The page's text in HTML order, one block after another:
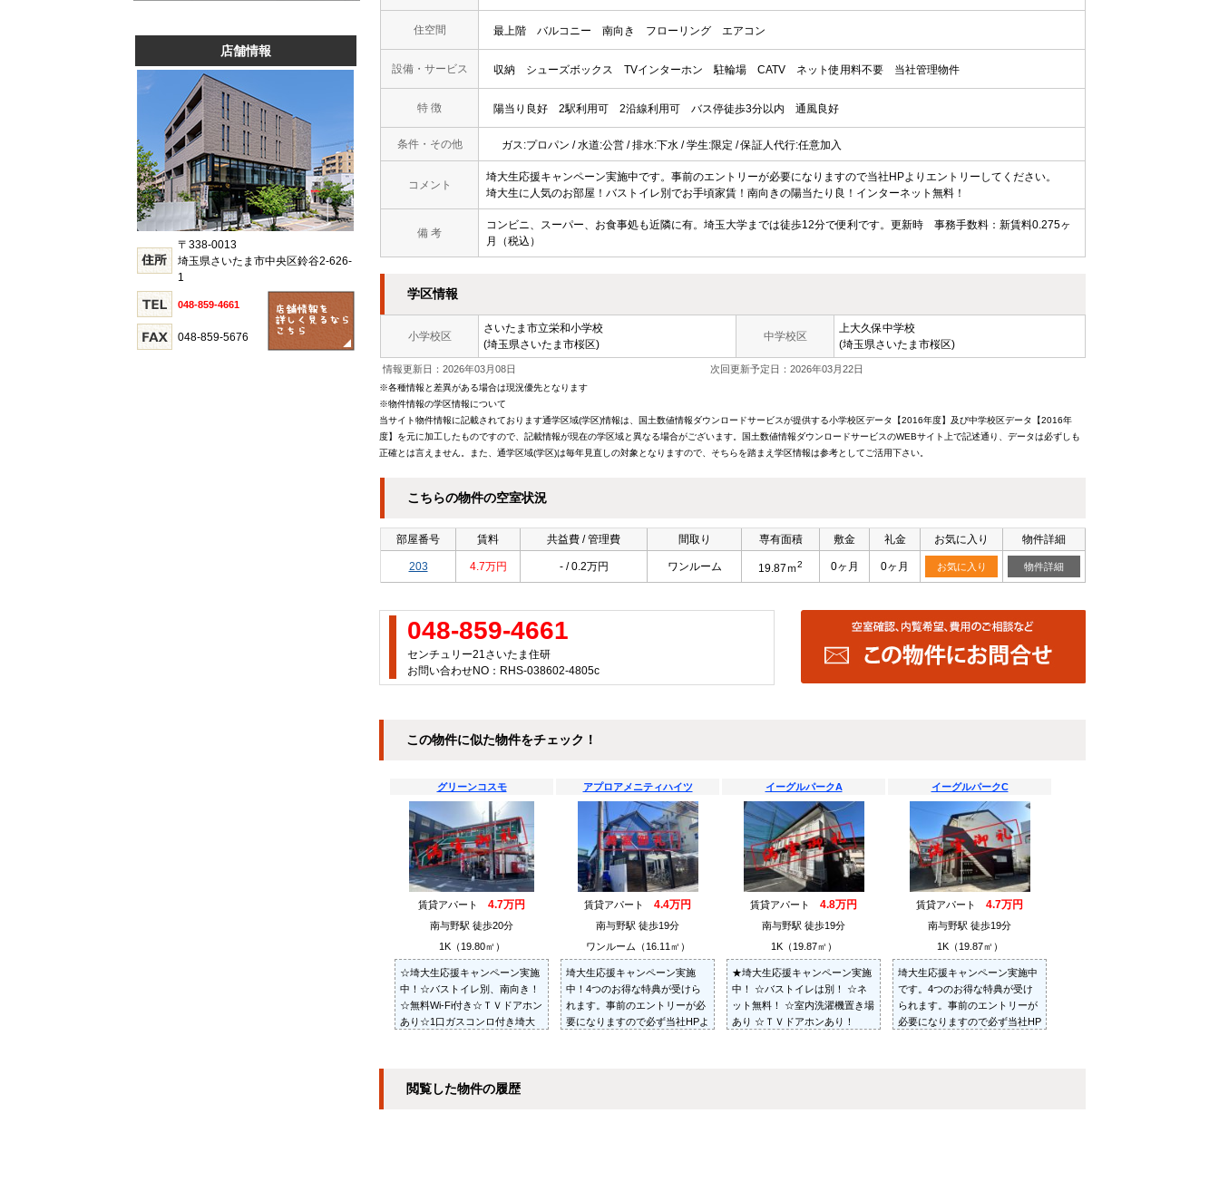
住空間 最上階 バルコニー 南向き フローリング エアコン
設備・サービス 収納 シューズボックス TVインターホン 駐輪場 CATV ネット使用料不要 当社管理物件
特 徴 陽当り良好 2駅利用可 2沿線利用可 バス停徒歩3分以内 通風良好
条件・その他 ガス:プロパン / 水道:公営 / 排水:下水 / 学生:限定 / 保証人代行:任意加入
コメント
埼大生応援キャンペーン実施中です。事前のエントリーが必要になりますので当社HPよりエントリーしてください。
埼大生に人気のお部屋！バストイレ別でお手頃家賃！南向きの陽当たり良！インターネット無料！
備 考
コンビニ、スーパー、お食事処も近隣に有。埼玉大学までは徒歩12分で便利です。更新時 事務手数料：新賃料0.275ヶ
月（税込）
学区情報
小学校区
さいたま市立栄和小学校
(埼玉県さいたま市桜区)
中学校区
上大久保中学校
(埼玉県さいたま市桜区)
情報更新日：2026年03月08日 次回更新予定日：2026年03月22日
※各種情報と差異がある場合は現況優先となります
※物件情報の学区情報について
当サイト物件情報に記載されております通学区域(学区)情報は、国土数値情報ダウンロードサービスが提供する小学校区データ【2016年度】及び中学校区データ【2016年
度】を元に加工したものですので、記載情報が現在の学区域と異なる場合がございます。国土数値情報ダウンロードサービスのWEBサイト上で記述通り、データは必ずしも
正確とは言えません。また、通学区域(学区)は毎年見直しの対象となりますので、そちらを踏まえ学区情報は参考としてご活用下さい。
こちらの物件の空室状況
部屋番号 賃料 共益費 / 管理費 間取り 専有面積 敷金 礼金 お気に入り 物件詳細
203 4.7万円 - / 0.2万円 ワンルーム 19.87ｍ2 0ヶ月 0ヶ月 お気に入り 物件詳細
048-859-4661
センチュリー21さいたま住研
お問い合わせNO：RHS-038602-4805c
この物件に似た物件をチェック！
グリーンコスモ
賃貸アパート 4.7万円
南与野駅 徒歩20分
1K（19.80㎡）
☆埼大生応援キャンペーン実施
中！☆バストイレ別、南向き！
☆無料Wi-Fi付き☆ＴＶドアホン
あり☆1口ガスコンロ付き埼大
アプロアメニティハイツ
賃貸アパート 4.4万円
南与野駅 徒歩19分
ワンルーム（16.11㎡）
埼大生応援キャンペーン実施
中！4つのお得な特典が受けら
れます。事前のエントリーが必
要になりますので必ず当社HPよ
イーグルパークA
賃貸アパート 4.8万円
南与野駅 徒歩19分
1K（19.87㎡）
★埼大生応援キャンペーン実施
中！ ☆バストイレは別！ ☆ネ
ット無料！ ☆室内洗濯機置き場
あり ☆ＴＶドアホンあり！
イーグルパークC
賃貸アパート 4.7万円
南与野駅 徒歩19分
1K（19.87㎡）
埼大生応援キャンペーン実施中
です。4つのお得な特典が受け
られます。事前のエントリーが
必要になりますので必ず当社HP
閲覧した物件の履歴
店舗情報
〒338-0013
埼玉県さいたま市中央区鈴谷2-626-
1
048-859-4661
048-859-5676